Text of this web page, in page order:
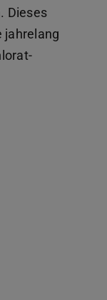
Dieses
jahrelang